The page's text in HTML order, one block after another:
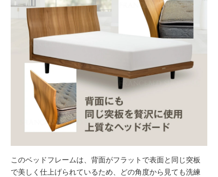
このベッドフレームは、背面がフラットで表面と同じ突板
で美しく仕上げられているため、どの角度から見ても洗練